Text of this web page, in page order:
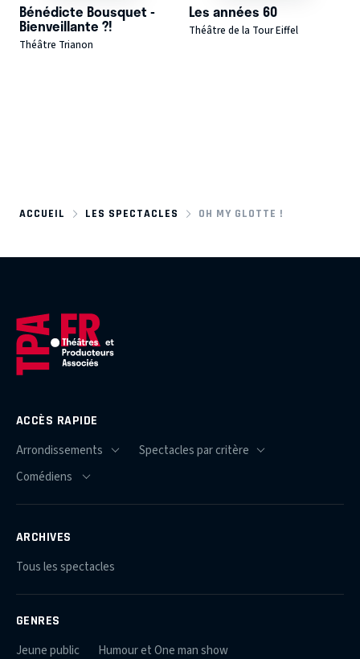
Bénédicte Bousquet -
Bienveillante ?!
Théâtre Trianon
Les années 60
Théâtre de la Tour Eiffel
ACCUEIL LES SPECTACLES OH MY GLOTTE !
ACCÈS RAPIDE
ARCHIVES
Tous les spectacles
GENRES
Jeune public
Humour et One man show